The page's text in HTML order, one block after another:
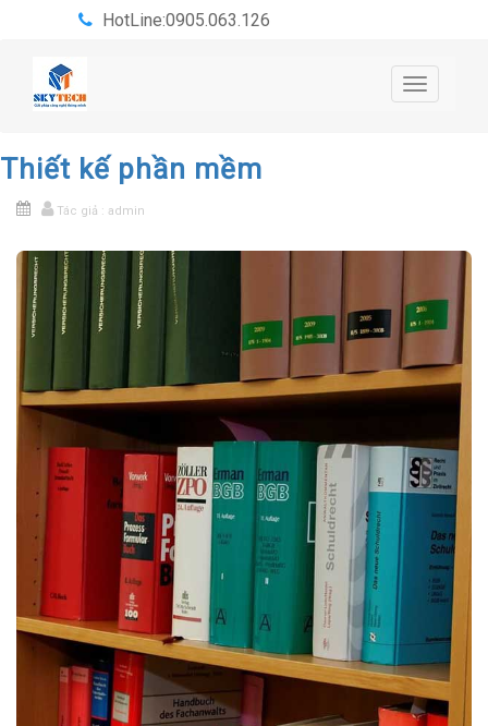
HotLine:0905.063.126
Toggle
Thiết kế phần mềm
Tác giả : admin